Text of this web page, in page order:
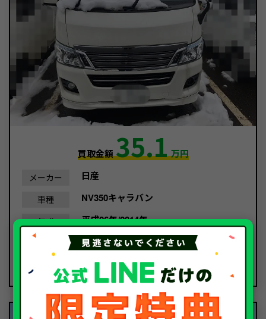
買取金額35.1万円
メーカー 日産
車種 NV350キャラバン
年式 平成26年/2014年
177,889Km
事故車